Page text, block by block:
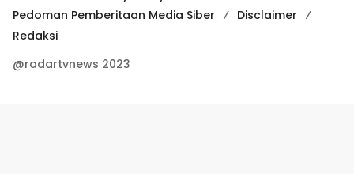
Pedoman Pemberitaan Media Siber
Disclaimer
Redaksi
@radartvnews 2023